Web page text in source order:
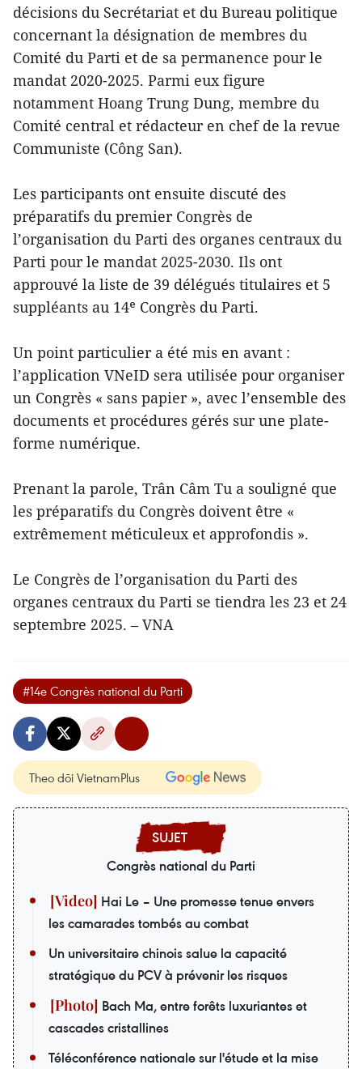
décisions du Secrétariat et du Bureau politique
concernant la désignation de membres du
Comité du Parti et de sa permanence pour le
mandat 2020-2025. Parmi eux figure
notamment Hoang Trung Dung, membre du
Comité central et rédacteur en chef de la revue
Communiste (Công San).
Les participants ont ensuite discuté des
préparatifs du premier Congrès de
l’organisation du Parti des organes centraux du
Parti pour le mandat 2025-2030. Ils ont
approuvé la liste de 39 délégués titulaires et 5
suppléants au 14ᵉ Congrès du Parti.
Un point particulier a été mis en avant :
l’application VNeID sera utilisée pour organiser
un Congrès « sans papier », avec l’ensemble des
documents et procédures gérés sur une plate-
forme numérique.
Prenant la parole, Trân Câm Tu a souligné que
les préparatifs du Congrès doivent être «
extrêmement méticuleux et approfondis ».
Le Congrès de l’organisation du Parti des
organes centraux du Parti se tiendra les 23 et 24
septembre 2025. – VNA
#14e Congrès national du Parti
Theo dõi VietnamPlus
Congrès national du Parti
Hai Le – Une promesse tenue envers
les camarades tombés au combat
Un universitaire chinois salue la capacité
stratégique du PCV à prévenir les risques
Bach Ma, entre forêts luxuriantes et
cascades cristallines
Téléconférence nationale sur l'étude et la mise